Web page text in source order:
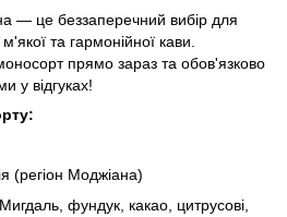
— це беззаперечний вибір для
та гармонійної кави.
прямо зараз та обов'язково
у відгуках!
(регіон Моджіана)
Мигдаль, фундук, какао, цитрусові,